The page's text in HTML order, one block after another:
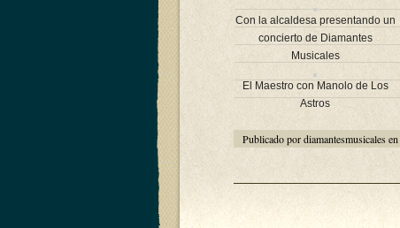
Con la alcaldesa presentando un
concierto de Diamantes
Musicales
El Maestro con Manolo de Los
Astros
Publicado por diamantesmusicales en